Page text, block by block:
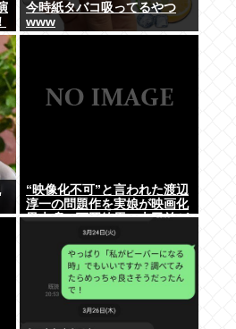
今時紙タバコ吸ってるやつ
www
“映像化不可”と言われた渡辺
淳一の問題作を実娘が映画化
黒木瞳、西岡徳馬、吉田羊が